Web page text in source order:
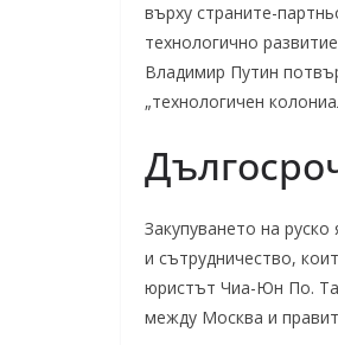
върху страните-
технологично
Владимир Путин
„технологичен
Закупуването на
и сътрудничество,
юристът Чиа-Юн По.
между Москва и